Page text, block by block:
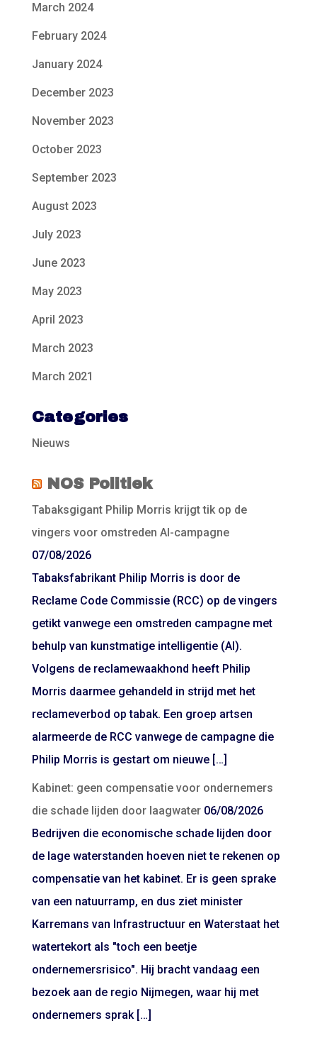
March 2024
February 2024
January 2024
December 2023
November 2023
October 2023
September 2023
August 2023
July 2023
June 2023
May 2023
April 2023
March 2023
March 2021
Categories
Nieuws
NOS Politiek
Tabaksgigant Philip Morris krijgt tik op de
vingers voor omstreden AI-campagne
07/08/2026
Tabaksfabrikant Philip Morris is door de
Reclame Code Commissie (RCC) op de vingers
getikt vanwege een omstreden campagne met
behulp van kunstmatige intelligentie (AI).
Volgens de reclamewaakhond heeft Philip
Morris daarmee gehandeld in strijd met het
reclameverbod op tabak. Een groep artsen
alarmeerde de RCC vanwege de campagne die
Philip Morris is gestart om nieuwe […]
Kabinet: geen compensatie voor ondernemers
die schade lijden door laagwater 06/08/2026
Bedrijven die economische schade lijden door
de lage waterstanden hoeven niet te rekenen op
compensatie van het kabinet. Er is geen sprake
van een natuurramp, en dus ziet minister
Karremans van Infrastructuur en Waterstaat het
watertekort als "toch een beetje
ondernemersrisico". Hij bracht vandaag een
bezoek aan de regio Nijmegen, waar hij met
ondernemers sprak […]